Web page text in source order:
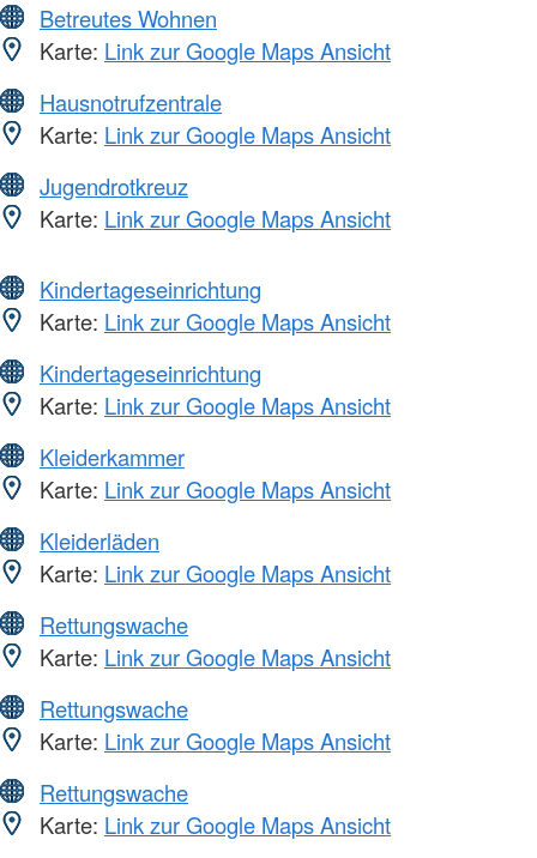
Betreutes Wohnen
Karte: Link zur Google Maps Ansicht
Hausnotrufzentrale
Karte: Link zur Google Maps Ansicht
Jugendrotkreuz
Karte: Link zur Google Maps Ansicht
Kindertageseinrichtung
Karte: Link zur Google Maps Ansicht
Kindertageseinrichtung
Karte: Link zur Google Maps Ansicht
Kleiderkammer
Karte: Link zur Google Maps Ansicht
Kleiderläden
Karte: Link zur Google Maps Ansicht
Rettungswache
Karte: Link zur Google Maps Ansicht
Rettungswache
Karte: Link zur Google Maps Ansicht
Rettungswache
Karte: Link zur Google Maps Ansicht